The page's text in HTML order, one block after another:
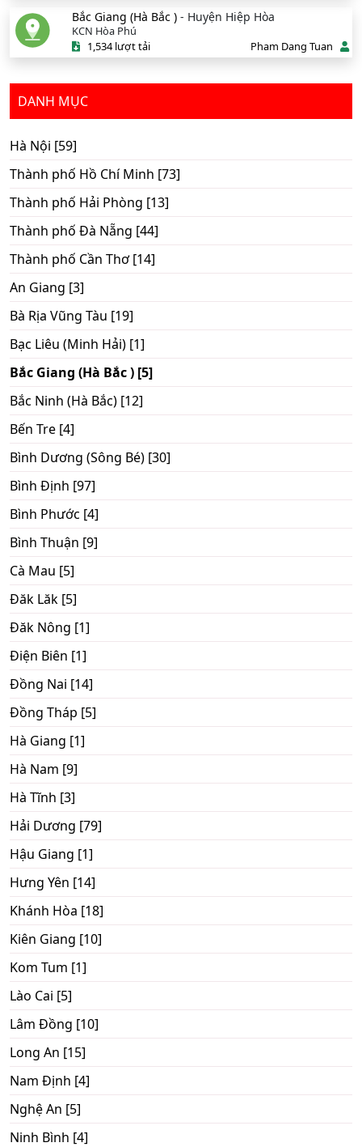
Bắc Giang (Hà Bắc ) - Huyện Hiệp Hòa
KCN Hòa Phú
1,534 lượt tải
Pham Dang Tuan
DANH MỤC
Hà Nội [59]
Thành phố Hồ Chí Minh [73]
Thành phố Hải Phòng [13]
Thành phố Đà Nẵng [44]
Thành phố Cần Thơ [14]
An Giang [3]
Bà Rịa Vũng Tàu [19]
Bạc Liêu (Minh Hải) [1]
Bắc Giang (Hà Bắc ) [5]
Bắc Ninh (Hà Bắc) [12]
Bến Tre [4]
Bình Dương (Sông Bé) [30]
Bình Định [97]
Bình Phước [4]
Bình Thuận [9]
Cà Mau [5]
Đăk Lăk [5]
Đăk Nông [1]
Điện Biên [1]
Đồng Nai [14]
Đồng Tháp [5]
Hà Giang [1]
Hà Nam [9]
Hà Tĩnh [3]
Hải Dương [79]
Hậu Giang [1]
Hưng Yên [14]
Khánh Hòa [18]
Kiên Giang [10]
Kom Tum [1]
Lào Cai [5]
Lâm Đồng [10]
Long An [15]
Nam Định [4]
Nghệ An [5]
Ninh Bình [4]